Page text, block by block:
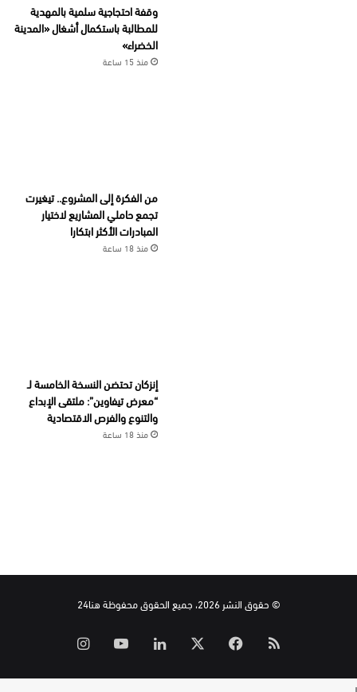
وقفة احتجاجية سلمية بالمهدية
للمطالبة باستكمال أشغال «المدينة
الخضراء»
منذ 15 ساعة
من الفكرة إلى المشروع.. تيغيرت
تجمع حاملي المشاريع لاختيار
المبادرات الأكثر ابتكارا
منذ 18 ساعة
إنزكان تحتضن النسخة الخامسة لـ
“معرض تيفاوين”: ملتقى الإبداع
والتنوع والفرص الاقتصادية
منذ 18 ساعة
© حقوق النشر 2026، جميع الحقوق محفوظة هنا24
ملخص
الموقع
فيسبوك لينكدإن ‫YouTube
ر